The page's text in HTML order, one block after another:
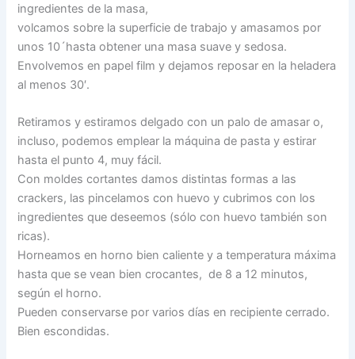
ingredientes de la masa,
volcamos sobre la superficie de trabajo y amasamos por
unos 10´hasta obtener una masa suave y sedosa.
Envolvemos en papel film y dejamos reposar en la heladera
al menos 30′.
Retiramos y estiramos delgado con un palo de amasar o,
incluso, podemos emplear la máquina de pasta y estirar
hasta el punto 4, muy fácil.
Con moldes cortantes damos distintas formas a las
crackers, las pincelamos con huevo y cubrimos con los
ingredientes que deseemos (sólo con huevo también son
ricas).
Horneamos en horno bien caliente y a temperatura máxima
hasta que se vean bien crocantes, de 8 a 12 minutos,
según el horno.
Pueden conservarse por varios días en recipiente cerrado.
Bien escondidas.